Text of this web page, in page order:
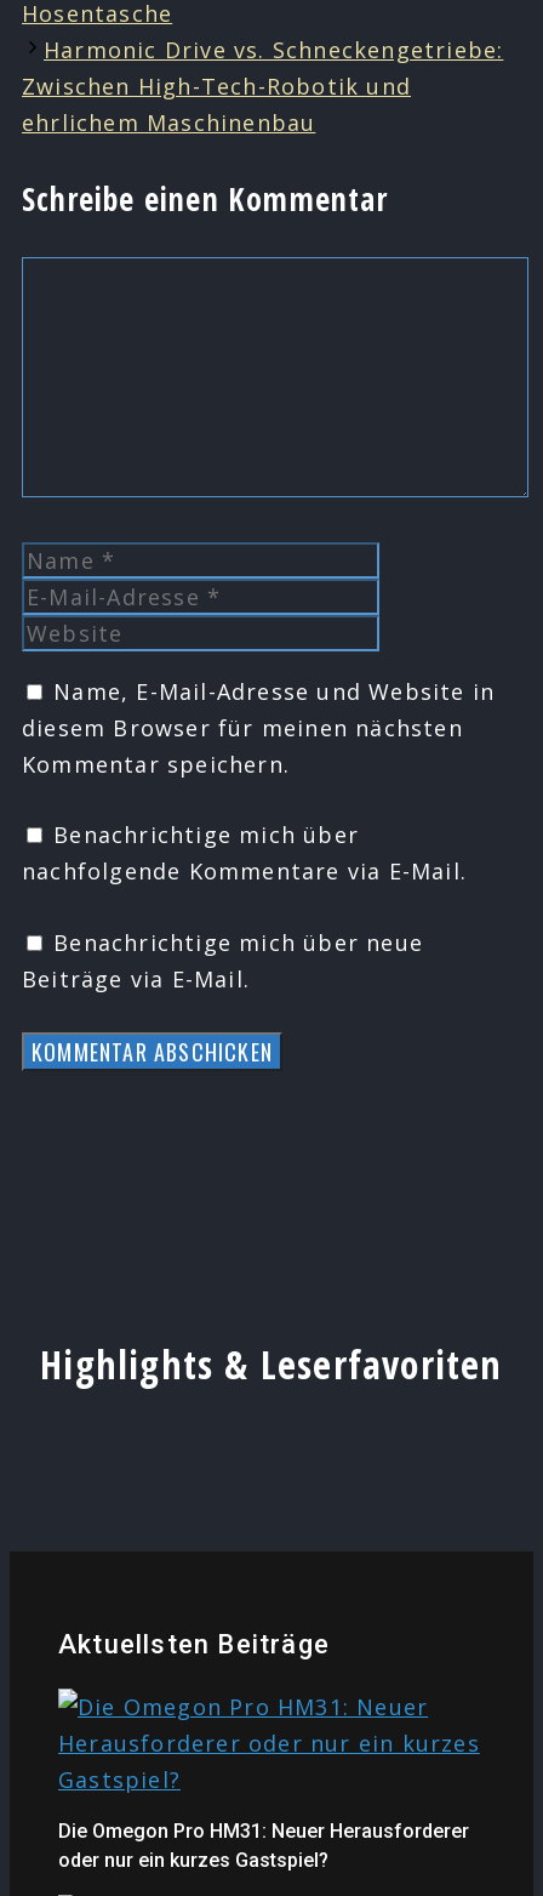
Hosentasche
Harmonic Drive vs. Schneckengetriebe:
Zwischen High-Tech-Robotik und
ehrlichem Maschinenbau
Schreibe einen Kommentar
Name
Name, E-Mail-Adresse und Website in
diesem Browser für meinen nächsten
Kommentar speichern.
Benachrichtige mich über
nachfolgende Kommentare via E-Mail.
Benachrichtige mich über neue
Beiträge via E-Mail.
Highlights & Leserfavoriten
Aktuellsten Beiträge
Die Omegon Pro HM31: Neuer Herausforderer
oder nur ein kurzes Gastspiel?